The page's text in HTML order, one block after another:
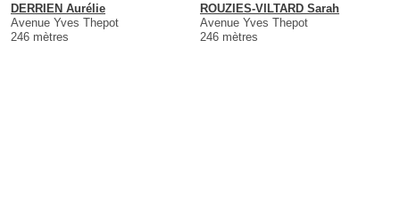
DERRIEN Aurélie
Avenue Yves Thepot
246 mètres
ROUZIES-VILTARD Sarah
Avenue Yves Thepot
246 mètres